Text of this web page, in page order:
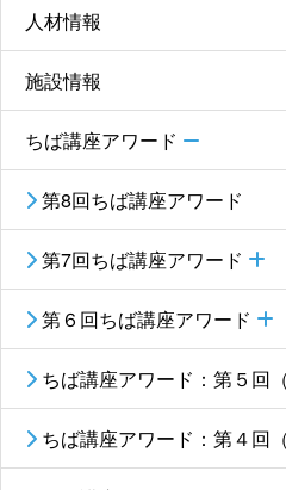
人材情報
施設情報
ちば講座アワード
第8回ちば講座アワード
第7回ちば講座アワード
第６回ちば講座アワード
ちば講座アワード：第５回
ちば講座アワード：第４回